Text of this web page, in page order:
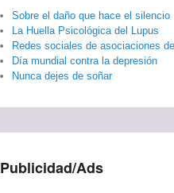
Sobre el daño que hace el silencio
La Huella Psicológica del Lupus
Redes sociales de asociaciones
Día mundial contra la depresión
Nunca dejes de soñar
Publicidad/Ads